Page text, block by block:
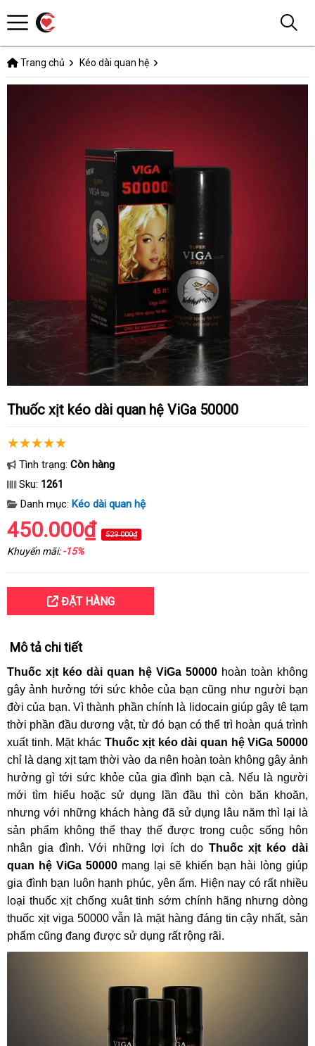
Trang chủ Kéo dài quan hệ
Thuốc xịt kéo dài quan hệ ViGa 50000
Tình trạng: Còn hàng
Sku: 1261
Danh mục: Kéo dài quan hệ
450.000₫ 529.000₫
Khuyến mãi:-15%
ĐẶT HÀNG
Mô tả chi tiết
Thuốc xịt kéo dài quan hệ ViGa 50000 hoàn toàn không
gây ảnh hưởng tới sức khỏe của bạn cũng như người bạn
đời của bạn. Vì thành phần chính là lidocain giúp gây tê tạm
thời phần đầu dương vật, từ đó bạn có thể trì hoàn quá trình
xuất tinh. Mặt khác Thuốc xịt kéo dài quan hệ ViGa 50000
chỉ là dạng xịt tạm thời vào da nên hoàn toàn không gây ảnh
hưởng gì tới sức khỏe của gia đình bạn cả. Nếu là người
mới tìm hiểu hoặc sử dụng lần đầu thì còn băn khoăn,
nhưng với những khách hàng đã sử dụng lâu năm thì lại là
sản phẩm không thể thay thế được trong cuộc sống hôn
nhân gia đình. Với những lợi ích do Thuốc xịt kéo dài
quan hệ ViGa 50000mang lại sẽ khiến bạn hài lòng giúp
gia đình bạn luôn hạnh phúc, yên ấm. Hiện nay có rất nhiều
loại thuốc xịt chống xuât tinh sớm chính hãng nhưng dòng
thuốc xịt viga 50000 vẫn là mặt hàng đáng tin cậy nhất, sản
phẩm cũng đang được sử dụng rất rộng rãi.